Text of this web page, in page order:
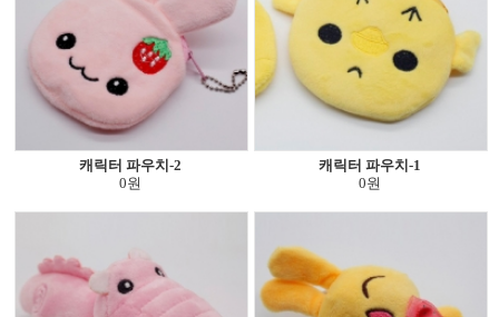
캐릭터 파우치-2
0원
캐릭터 파우치-1
0원